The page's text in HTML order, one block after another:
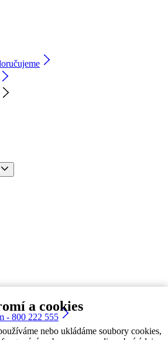
a cookies
nebo ukládáme soubory cookies,
- 800 222 555